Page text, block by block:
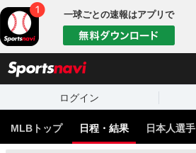
一球ごとの速報はアプリで
ログイン
MLBトップ 日程・結果 日本人選手